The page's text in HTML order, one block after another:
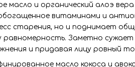
масло и органический алоэ
витаминами и
старения, но и поднимает
равномерность. Заметно сужает
и придавая лицу ровный
масло кокоса и